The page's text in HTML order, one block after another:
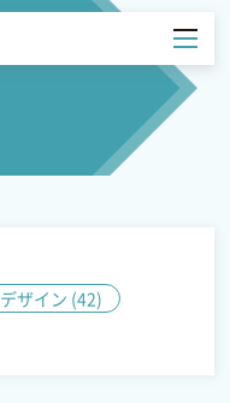
デザイン (42)